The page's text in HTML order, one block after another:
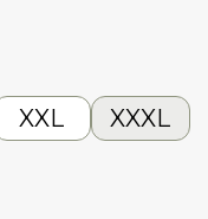
XXL XXXL